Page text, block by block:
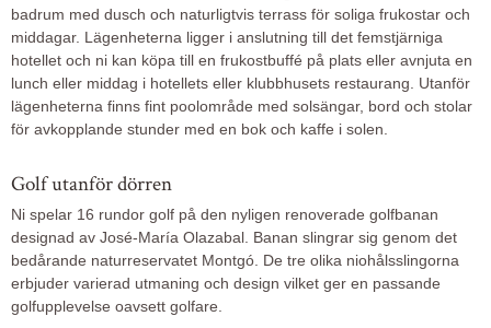
badrum med dusch och naturligtvis terrass för soliga frukostar och
middagar. Lägenheterna ligger i anslutning till det femstjärniga
hotellet och ni kan köpa till en frukostbuffé på plats eller avnjuta en
lunch eller middag i hotellets eller klubbhusets restaurang. Utanför
lägenheterna finns fint poolområde med solsängar, bord och stolar
för avkopplande stunder med en bok och kaffe i solen.
Golf utanför dörren
Ni spelar 16 rundor golf på den nyligen renoverade golfbanan
designad av José-María Olazabal. Banan slingrar sig genom det
bedårande naturreservatet Montgó. De tre olika niohålsslingorna
erbjuder varierad utmaning och design vilket ger en passande
golfupplevelse oavsett golfare.